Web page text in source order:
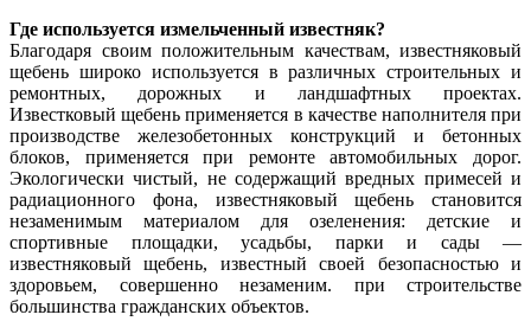
Где используется измельченный известняк?
Благодаря своим положительным качествам, известняковый
щебень широко используется в различных строительных и
ремонтных, дорожных и ландшафтных проектах.
Известковый щебень применяется в качестве наполнителя при
производстве железобетонных конструкций и бетонных
блоков, применяется при ремонте автомобильных дорог.
Экологически чистый, не содержащий вредных примесей и
радиационного фона, известняковый щебень становится
незаменимым материалом для озеленения: детские и
спортивные площадки, усадьбы, парки и сады —
известняковый щебень, известный своей безопасностью и
здоровьем, совершенно незаменим. при строительстве
большинства гражданских объектов.